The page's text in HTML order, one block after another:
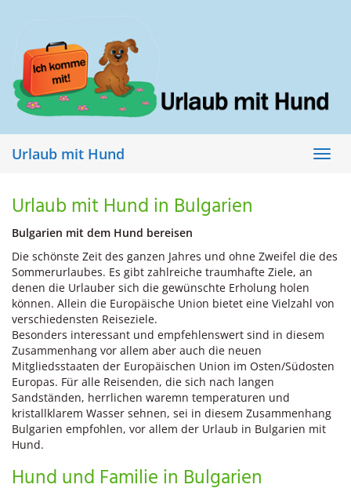
content
Urlaub mit Hund
Urlaub mit Hund in Bulgarien
Bulgarien mit dem Hund bereisen
Die schönste Zeit des ganzen Jahres und ohne Zweifel die des
Sommerurlaubes. Es gibt zahlreiche traumhafte Ziele, an
denen die Urlauber sich die gewünschte Erholung holen
können. Allein die Europäische Union bietet eine Vielzahl von
verschiedensten Reiseziele.
Besonders interessant und empfehlenswert sind in diesem
Zusammenhang vor allem aber auch die neuen
Mitgliedsstaaten der Europäischen Union im Osten/Südosten
Europas. Für alle Reisenden, die sich nach langen
Sandständen, herrlichen waremn temperaturen und
kristallklarem Wasser sehnen, sei in diesem Zusammenhang
Bulgarien empfohlen, vor allem der Urlaub in Bulgarien mit
Hund.
Hund und Familie in Bulgarien